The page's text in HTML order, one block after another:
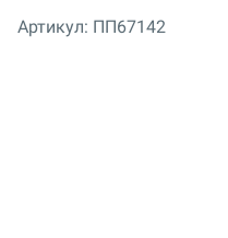
Артикул: ПП67142